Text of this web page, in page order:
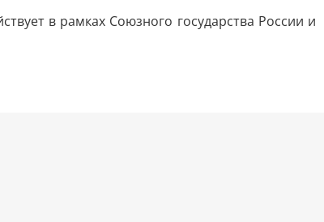
в рамках Союзного государства России и